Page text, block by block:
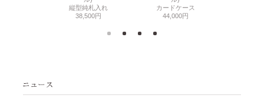
縦型純札入れ
38,500円
カードケース
44,000円